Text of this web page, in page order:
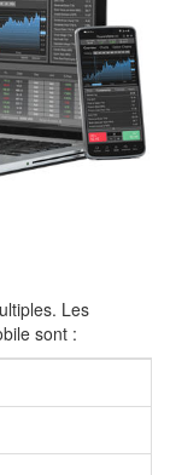
Les
sont :